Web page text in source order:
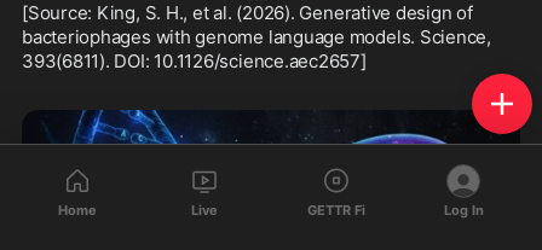
[Source: King, S. H., et al. (2026). Generative design of
bacteriophages with genome language models. Science,
393(6811). DOI: 10.1126/science.aec2657]
Home Live GETTR Fi Log In